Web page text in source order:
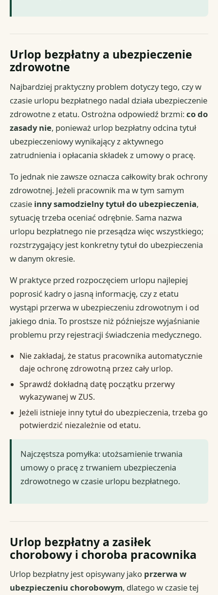
Urlop bezpłatny a ubezpieczenie
zdrowotne
Najbardziej praktyczny problem dotyczy tego, czy w
czasie urlopu bezpłatnego nadal działa ubezpieczenie
zdrowotne z etatu. Ostrożna odpowiedź brzmi:co do
zasady nie, ponieważ urlop bezpłatny odcina tytuł
ubezpieczeniowy wynikający z aktywnego
zatrudnienia i opłacania składek z umowy o pracę.
To jednak nie zawsze oznacza całkowity brak ochrony
zdrowotnej. Jeżeli pracownik ma w tym samym
czasie inny samodzielny tytuł do ubezpieczenia,
sytuację trzeba oceniać odrębnie. Sama nazwa
urlopu bezpłatnego nie przesądza więc wszystkiego;
rozstrzygający jest konkretny tytuł do ubezpieczenia
w danym okresie.
W praktyce przed rozpoczęciem urlopu najlepiej
poprosić kadry o jasną informację, czy z etatu
wystąpi przerwa w ubezpieczeniu zdrowotnym i od
jakiego dnia. To prostsze niż późniejsze wyjaśnianie
problemu przy rejestracji świadczenia medycznego.
Nie zakładaj, że status pracownika automatycznie
daje ochronę zdrowotną przez cały urlop.
Sprawdź dokładną datę początku przerwy
wykazywanej w ZUS.
Jeżeli istnieje inny tytuł do ubezpieczenia, trzeba go
potwierdzić niezależnie od etatu.
Najczęstsza pomyłka: utożsamienie trwania
umowy o pracę z trwaniem ubezpieczenia
zdrowotnego w czasie urlopu bezpłatnego.
Urlop bezpłatny a zasiłek
chorobowy i choroba pracownika
Urlop bezpłatny jest opisywany jako przerwa w
ubezpieczeniu chorobowym, dlatego w czasie tej